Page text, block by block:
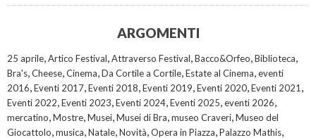
ARGOMENTI
25 aprile Artico Festival Attraverso Festival Bacco&Orfeo Biblioteca
Bra's Cheese Cinema Da Cortile a Cortile Estate al Cinema eventi
2016 Eventi 2017 Eventi 2018 Eventi 2019 Eventi 2020 Eventi 2021
Eventi 2022 Eventi 2023 Eventi 2024 Eventi 2025 eventi 2026
mercatino Mostre Musei Musei di Bra museo Craveri Museo del
Giocattolo musica Natale Novità Opera in Piazza Palazzo Mathis